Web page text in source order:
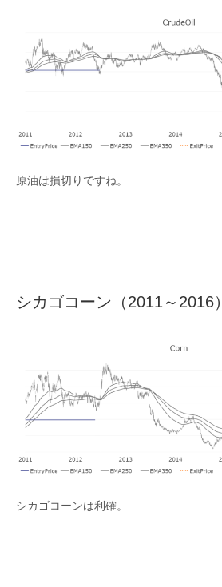
原油は損切りですね。
シカゴコーン（2011～2016）
シカゴコーンは利確。